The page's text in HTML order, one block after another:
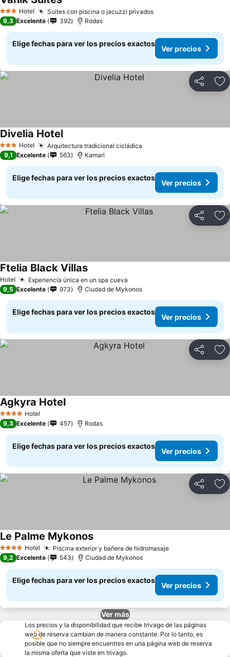
3 Estrellas
Hotel Suites con piscina o jacuzzi privados
9,3 Excelente 392 Rodas
Elige fechas para ver los precios exactos
Ver precios
Compartir
3 Estrellas
Hotel Arquitectura tradicional cicládica
Divelia Hotel
9,1 Excelente 563 Kamari
Elige fechas para ver los precios exactos
Ver precios
Compartir
Hotel Experiencia única en un spa cueva
Ftelia Black Villas
9,5 Excelente 973 Ciudad de Mykonos
Elige fechas para ver los precios exactos
Ver precios
Compartir
4 EstrellasHotel
Agkyra Hotel
9,3 Excelente 457 Rodas
Elige fechas para ver los precios exactos
Ver precios
Compartir
4 EstrellasHotel Piscina exterior y bañera de hidromasaje
Le Palme Mykonos
9,2 Excelente 543 Ciudad de Mykonos
Elige fechas para ver los precios exactos
Ver precios
Ver más
Los precios y la disponibilidad que recibe trivago de las páginas
web de reserva cambian de manera constante. Por lo tanto, es
posible que no siempre encuentres en una página web de reserva
la misma oferta que viste en trivago.